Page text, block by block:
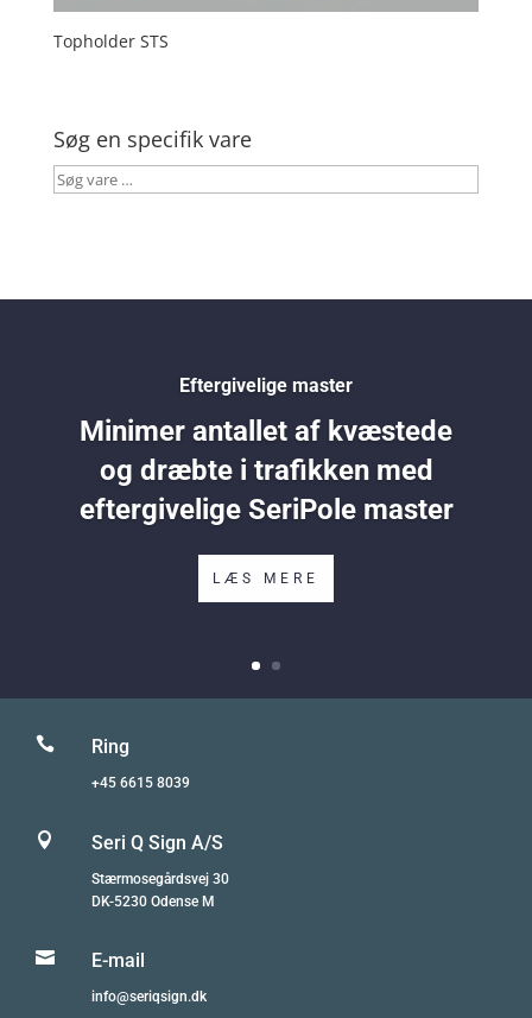
Topholder STS
Søg en specifik vare
Søg
Eftergivelige master
Minimer antallet af kvæstede
og dræbte i trafikken med
eftergivelige SeriPole master
LÆS MERE
 Ring
+45 6615 8039
 Seri Q Sign A/S
Stærmosegårdsvej 30
DK-5230 Odense M
 E-mail
info@seriqsign.dk